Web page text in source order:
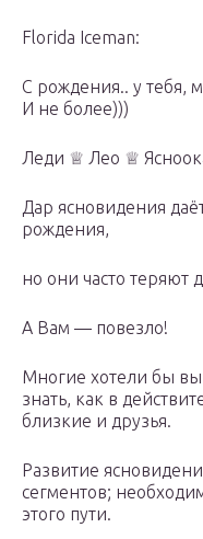
Florida Iceman:
С рождения.. у тебя,
И не более)))
Леди ♕ Лео ♕
Дар ясновидения
рождения,
но они часто теряют
А Вам — повезло!
Многие хотели бы
знать, как в
близкие и друзья.
Развитие
сегментов;
этого пути.